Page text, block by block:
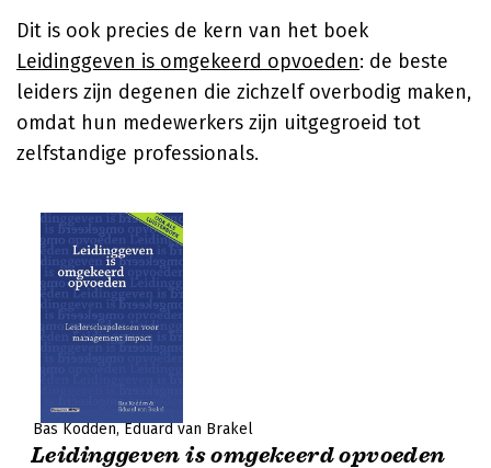
Dit is ook precies de kern van het boek
Leidinggeven is omgekeerd opvoeden: de beste
leiders zijn degenen die zichzelf overbodig maken,
omdat hun medewerkers zijn uitgegroeid tot
zelfstandige professionals.
Bas Kodden Eduard van Brakel
Leidinggeven is omgekeerd opvoeden